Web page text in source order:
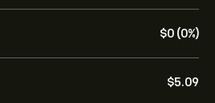
‎$‎0 (0%)
‎$‎5.09